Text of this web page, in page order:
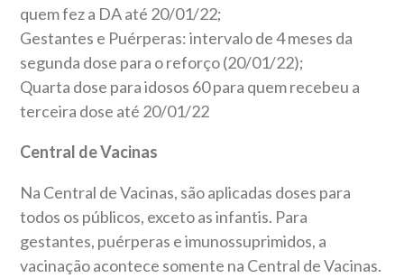
quem fez a DA até 20/01/22;
Gestantes e Puérperas: intervalo de 4 meses da
segunda dose para o reforço (20/01/22);
Quarta dose para idosos 60 para quem recebeu a
terceira dose até 20/01/22
Central de Vacinas
Na Central de Vacinas, são aplicadas doses para
todos os públicos, exceto as infantis. Para
gestantes, puérperas e imunossuprimidos, a
vacinação acontece somente na Central de Vacinas.